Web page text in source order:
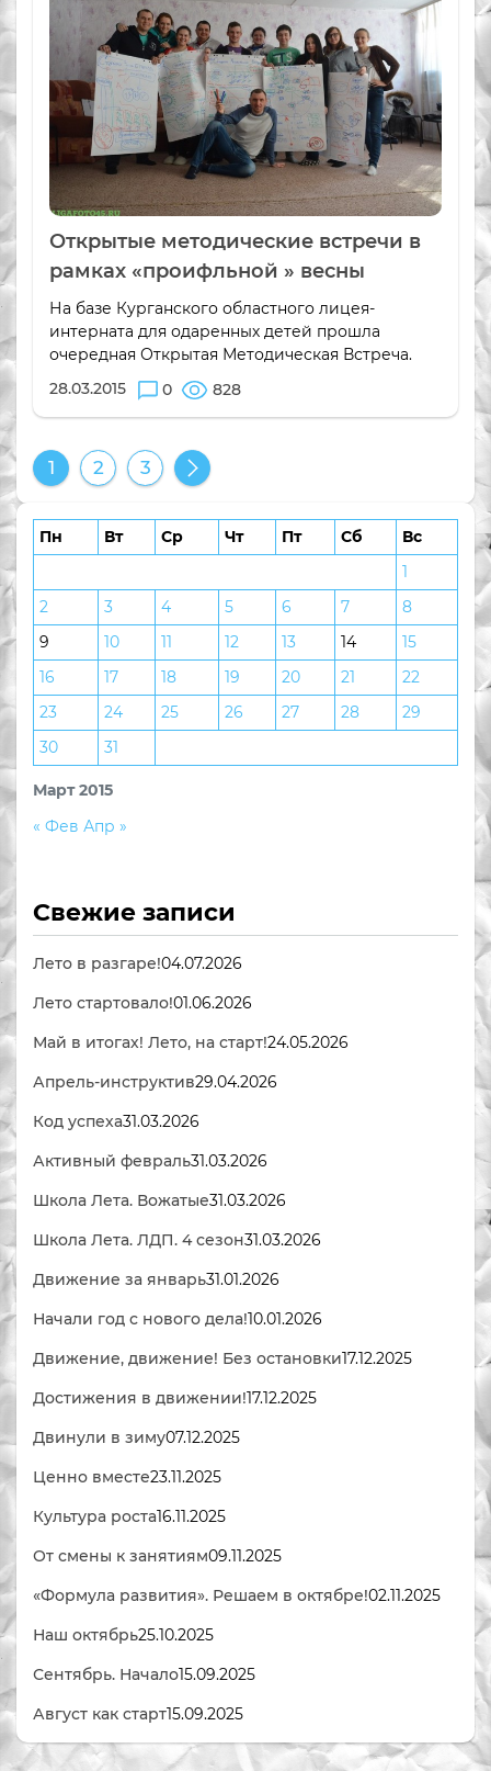
Открытые методические встречи в
рамках «проифльной » весны
На базе Курганского областного лицея-
интерната для одаренных детей прошла
очередная Открытая Методическая Встреча.
28.03.2015
0 828
1 2 3
Март 2015
Пн Вт Ср Чт Пт Сб
Вс
1
2
3 4 5 6 7
8
9
10 11 12 13 14
15
16
17 18 19 20 21
22
23
24 25 26 27 28
29
30
31
« Фев Апр »
Свежие записи
Лето в разгаре!04.07.2026
Лето стартовало!01.06.2026
Май в итогах! Лето, на старт!24.05.2026
Апрель-инструктив29.04.2026
Код успеха31.03.2026
Активный февраль31.03.2026
Школа Лета. Вожатые31.03.2026
Школа Лета. ЛДП. 4 сезон31.03.2026
Движение за январь31.01.2026
Начали год с нового дела!10.01.2026
Движение, движение! Без остановки17.12.2025
Достижения в движении!17.12.2025
Двинули в зиму07.12.2025
Ценно вместе23.11.2025
Культура роста16.11.2025
От смены к занятиям09.11.2025
«Формула развития». Решаем в октябре!02.11.2025
Наш октябрь25.10.2025
Сентябрь. Начало15.09.2025
Август как старт15.09.2025